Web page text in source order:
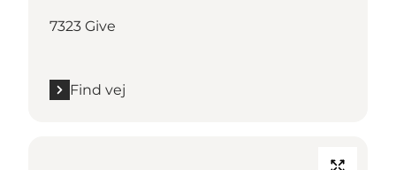
7323 Give
Find vej